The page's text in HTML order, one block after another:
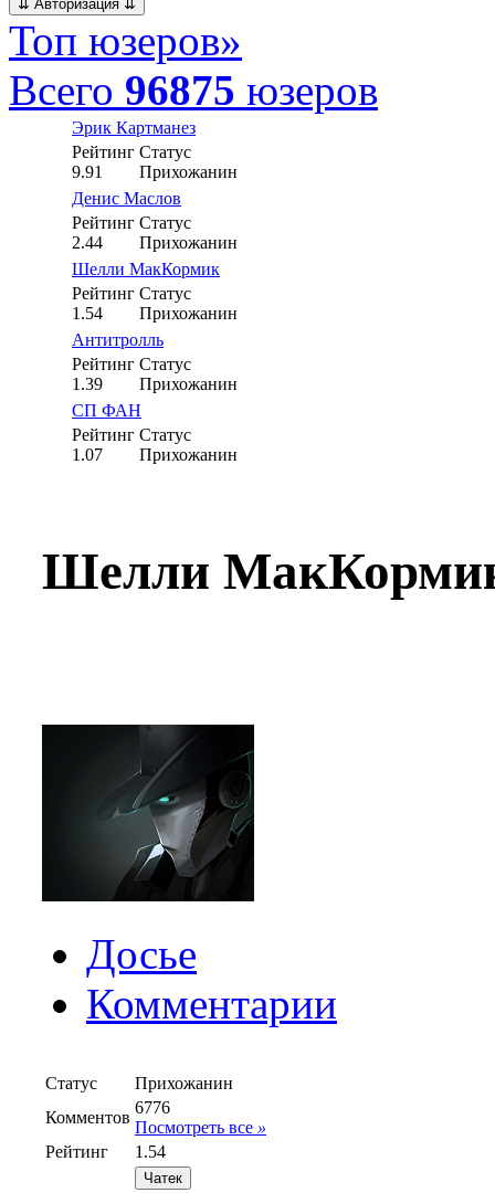
Топ юзеров»
Всего 96875 юзеров
Эрик Картманез
Рейтинг
9.91
Статус
Прихожанин
Денис Маслов
Рейтинг
2.44
Статус
Прихожанин
Шелли МакКормик
Рейтинг
1.54
Статус
Прихожанин
Антитролль
Рейтинг
1.39
Статус
Прихожанин
СП ФАН
Рейтинг
1.07
Статус
Прихожанин
Шелли
Досье
Комментарии
Статус
Прихожанин
Комментов
6776
Посмотреть все »
Рейтинг
1.54